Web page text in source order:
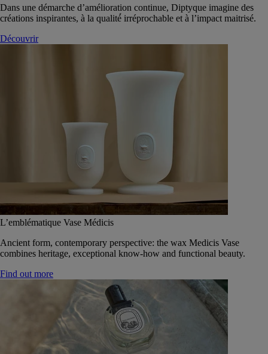
Dans une démarche d’amélioration continue, Diptyque imagine des
créations inspirantes, à la qualité́ irréprochable et à l’impact maitrisé.
Découvrir
L’emblématique Vase Médicis
Ancient form, contemporary perspective: the wax Medicis Vase
combines heritage, exceptional know-how and functional beauty.
Find out more